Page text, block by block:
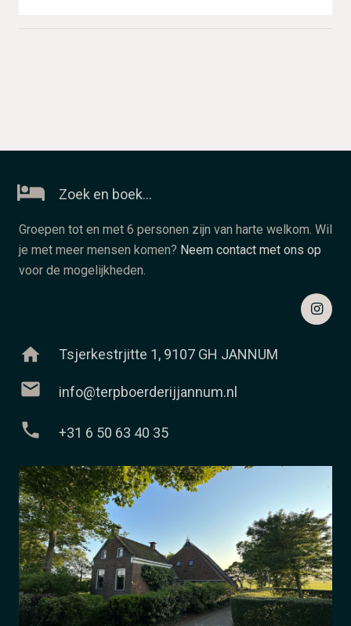
Zoek en boek…
Groepen tot en met 6 personen zijn van harte welkom. Wil
je met meer mensen komen? Neem contact met ons op
voor de mogelijkheden.
home Tsjerkestrjitte 1, 9107 GH JANNUM
mail info@terpboerderijjannum.nl
phone +31 6 50 63 40 35